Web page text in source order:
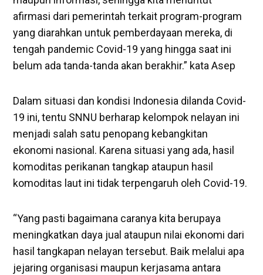
afirmasi dari pemerintah terkait program-program
yang diarahkan untuk pemberdayaan mereka, di
tengah pandemic Covid-19 yang hingga saat ini
belum ada tanda-tanda akan berakhir.” kata Asep
Dalam situasi dan kondisi Indonesia dilanda Covid-
19 ini, tentu SNNU berharap kelompok nelayan ini
menjadi salah satu penopang kebangkitan
ekonomi nasional. Karena situasi yang ada, hasil
komoditas perikanan tangkap ataupun hasil
komoditas laut ini tidak terpengaruh oleh Covid-19.
“Yang pasti bagaimana caranya kita berupaya
meningkatkan daya jual ataupun nilai ekonomi dari
hasil tangkapan nelayan tersebut. Baik melalui apa
jejaring organisasi maupun kerjasama antara